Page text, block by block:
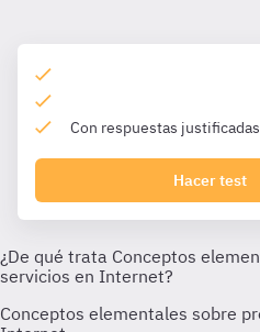
Con respuestas justificadas
Hacer test